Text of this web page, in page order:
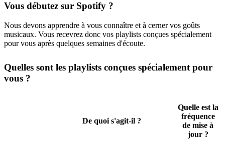
Vous débutez sur Spotify ?
Nous devons apprendre à vous connaître et à cerner vos goûts
musicaux. Vous recevrez donc vos playlists conçues spécialement
pour vous après quelques semaines d'écoute.
Quelles sont les playlists conçues spécialement pour
vous ?
De quoi s'agit-il ?
Quelle est la
fréquence
de mise à
jour ?